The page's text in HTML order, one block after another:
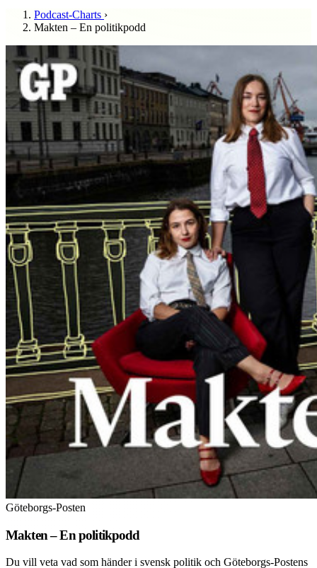
Podcast-Charts ›
Makten – En politikpodd
Göteborgs-Posten
Makten – En politikpodd
Du vill veta vad som händer i svensk politik och Göteborgs-Postens